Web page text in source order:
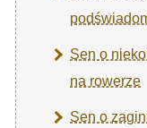
Sen o
na rowerze
Sen o